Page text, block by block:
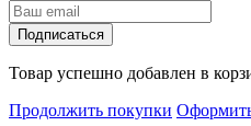
Подписаться
Товар успешно добавлен в
Продолжить покупки